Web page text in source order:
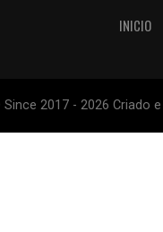
INICIO
Since 2017 - 2026